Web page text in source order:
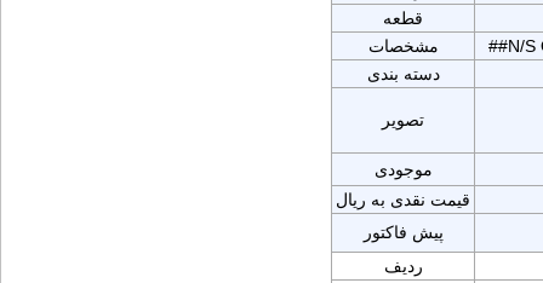
قطعه
مشخصات
##N/S
دسته بندی
تصویر
موجودی
قیمت نقدی به ریال
پیش فاکتور
ردیف